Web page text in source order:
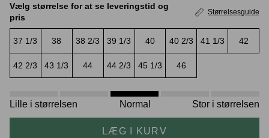
Andre brands
Vælg størrelse for at se leveringstid og
pris
Størrelsesguide
37 1/3 38 38 2/3 39 1/3 40 40 2/3 41 1/3 42
42 2/3 43 1/3 44 44 2/3 45 1/3 46
Lille i størrelsen Normal Stor i størrelsen
LÆG I KURV